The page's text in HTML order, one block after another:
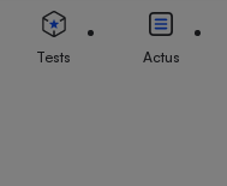
Tests Actus